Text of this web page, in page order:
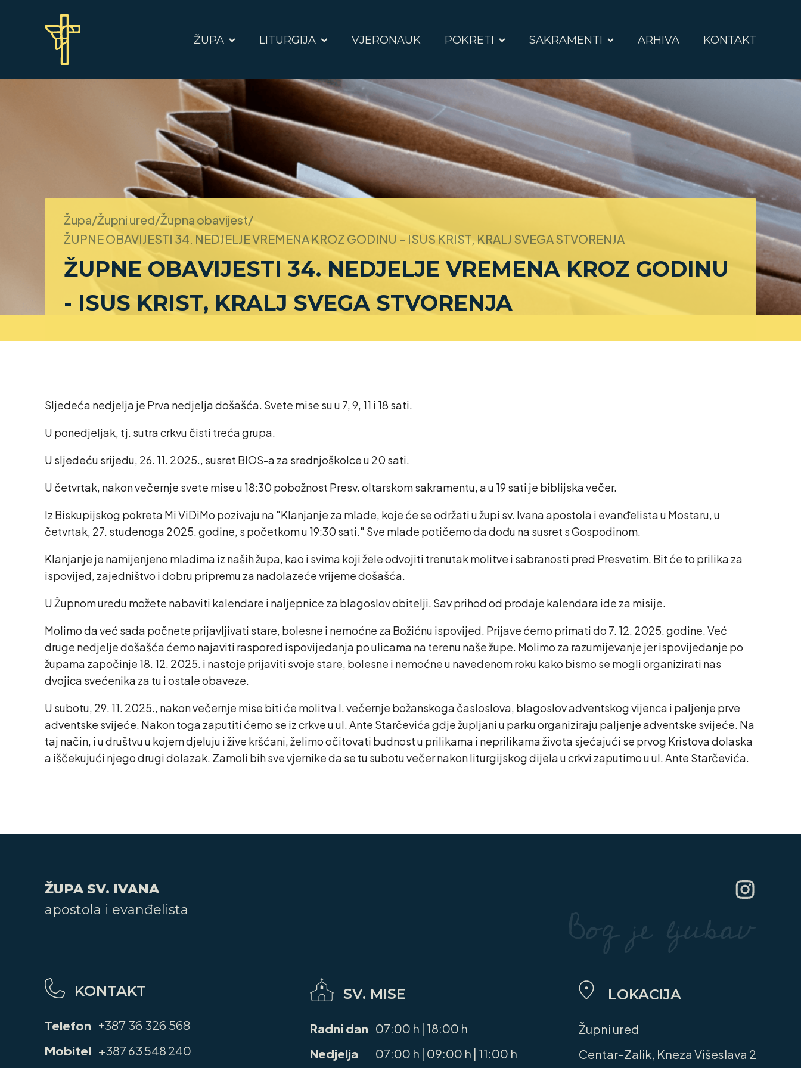
ŽUPA LITURGIJA VJERONAUK POKRETI SAKRAMENTI ARHIVA KONTAKT
Župa/Župni ured/Župna obavijest/
ŽUPNE OBAVIJESTI 34. NEDJELJE VREMENA KROZ GODINU - ISUS KRIST, KRALJ SVEGA STVORENJA
ŽUPNE OBAVIJESTI 34. NEDJELJE VREMENA KROZ GODINU
- ISUS KRIST, KRALJ SVEGA STVORENJA
Sljedeća nedjelja je Prva nedjelja došašća. Svete mise su u 7, 9, 11 i 18 sati.
U ponedjeljak, tj. sutra crkvu čisti treća grupa.
U sljedeću srijedu, 26. 11. 2025., susret BIOS-a za srednjoškolce u 20 sati.
U četvrtak, nakon večernje svete mise u 18:30 pobožnost Presv. oltarskom sakramentu, a u 19 sati je biblijska večer.
Iz Biskupijskog pokreta Mi ViDiMo pozivaju na "Klanjanje za mlade, koje će se održati u župi sv. Ivana apostola i evanđelista u Mostaru, u
četvrtak, 27. studenoga 2025. godine, s početkom u 19:30 sati." Sve mlade potičemo da dođu na susret s Gospodinom.
Klanjanje je namijenjeno mladima iz naših župa, kao i svima koji žele odvojiti trenutak molitve i sabranosti pred Presvetim. Bit će to prilika za
ispovijed, zajedništvo i dobru pripremu za nadolazeće vrijeme došašća.
U Župnom uredu možete nabaviti kalendare i naljepnice za blagoslov obitelji. Sav prihod od prodaje kalendara ide za misije.
Molimo da već sada počnete prijavljivati stare, bolesne i nemoćne za Božićnu ispovijed. Prijave ćemo primati do 7. 12. 2025. godine. Već
druge nedjelje došašća ćemo najaviti raspored ispovijedanja po ulicama na terenu naše župe. Molimo za razumijevanje jer ispovijedanje po
župama započinje 18. 12. 2025. i nastoje prijaviti svoje stare, bolesne i nemoćne u navedenom roku kako bismo se mogli organizirati nas
dvojica svećenika za tu i ostale obaveze.
U subotu, 29. 11. 2025., nakon večernje mise biti će molitva I. večernje božanskoga časloslova, blagoslov adventskog vijenca i paljenje prve
adventske svijeće. Nakon toga zaputiti ćemo se iz crkve u ul. Ante Starčevića gdje župljani u parku organiziraju paljenje adventske svijeće. Na
taj način, i u društvu u kojem djeluju i žive kršćani, želimo očitovati budnost u prilikama i neprilikama života sjećajući se prvog Kristova dolaska
a iščekujući njego drugi dolazak. Zamoli bih sve vjernike da se tu subotu večer nakon liturgijskog dijela u crkvi zaputimo u ul. Ante Starčevića.
ŽUPA SV. IVANA
apostola i evanđelista
KONTAKT
Telefon +387 36 326 568
Mobitel +387 63 548 240
SV. MISE
Radni dan 07:00 h | 18:00 h
Nedjelja
07:00 h | 09:00 h | 11:00 h
LOKACIJA
Župni ured
Centar-Zalik, Kneza Višeslava 2